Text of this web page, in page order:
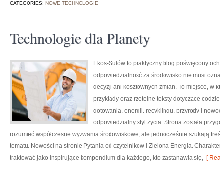
CATEGORIES: NOWE TECHNOLOGIE
Technologie dla Planety
Ekos-Sułów to praktyczny blog poświęcony
odpowiedzialność za środowisko nie musi
decyzji ani kosztownych zmian. To miejsce, w
przykłady oraz rzetelne teksty dotyczące
gotowania, energii, recyklingu, przyrody i
odpowiedzialny styl życia. Strona została
rozumieć współczesne wyzwania środowiskowe, ale jednocześnie szukają
tematu. Nowości na stronie Pytania od czytelników i Zielona Energia.
traktować jako inspirujące kompendium dla każdego, kto zastanawia się, [